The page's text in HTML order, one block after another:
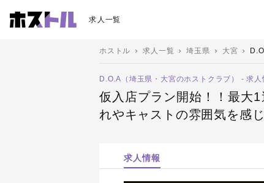
求人一覧
ホストル 求人一覧 埼玉県 大宮
D.O.A（埼玉県・大宮のホストクラブ） - 求人
仮入店プラン開始！！最大
れやキャストの雰囲気を感
求人情報